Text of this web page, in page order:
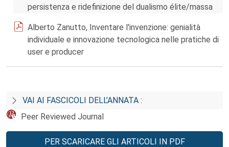
persistenza e ridefinizione del dualismo élite/massa
Alberto Zanutto, Inventare l'invenzione: genialità
individuale e innovazione tecnologica nelle pratiche di
user e producer
VAI AI FASCICOLI DELL’ANNATA :
Peer Reviewed Journal
PER SCARICARE GLI ARTICOLI IN PDF